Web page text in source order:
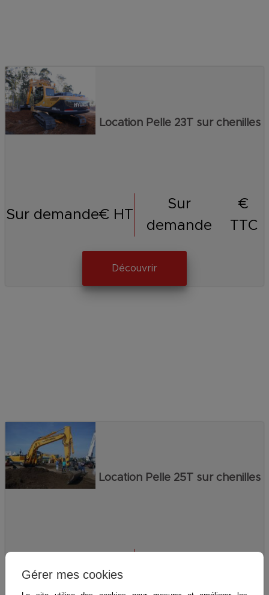
Location Pelle 23T sur chenilles
Sur demande€ HT
Sur
demande
€
TTC
Découvrir
Location Pelle 25T sur chenilles
Sur demande€ HT
Gérer mes cookies